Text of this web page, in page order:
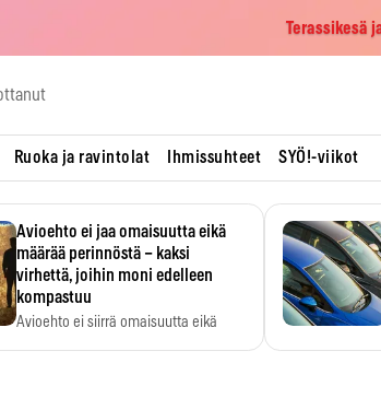
Terassikesä
Ruoka ja ravintolat Ihmissuhteet SYÖ!-viikot
Avioehto ei jaa omaisuutta eikä
määrää perinnöstä – kaksi
virhettä, joihin moni edelleen
kompastuu
Avioehto ei siirrä omaisuutta eikä